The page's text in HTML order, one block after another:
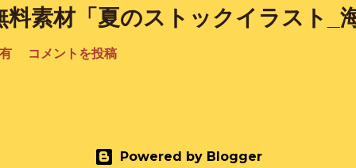
料素材「夏のストックイラスト_
コメントを投稿
Powered by Blogger